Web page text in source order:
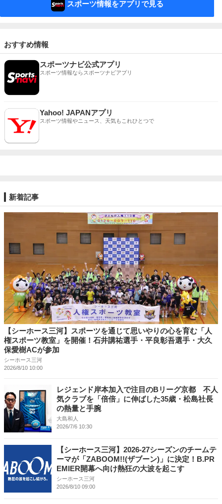
スポーツ情報をアプリで見る
おすすめ情報
スポーツナビ公式アプリ
スポーツ情報ならスポーツナビアプリ
Yahoo! JAPANアプリ
スポーツ情報やニュース、天気もこれひとつで
新着記事
【シーホース三河】スポーツを通じて思いやりの心を育む「人
権スポーツ教室」を開催！石井講祐選手・平良彰吾選手・大久
保愛樹ACが参加
シーホース三河
2026/8/10 10:00
レジェンド岸本加入で注目のBリーグ京都 不人
気クラブを「倍倍」に伸ばした35歳・松島社長
の熱量と手腕
大島和人
2026/7/6 10:30
【シーホース三河】2026-27シーズンのチームテ
ーマが「ZABOOM!!(ザブーン)」に決定！B.PR
EMIER開幕へ向け熱狂の大波を起こす
シーホース三河
2026/8/10 09:00